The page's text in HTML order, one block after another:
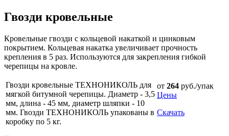
Гвозди кровельные
Кровельные гвозди с кольцевой накаткой и цинковым
покрытием. Кольцевая накатка увеличивает прочность
крепления в 5 раз. Используются для закрепления гибкой
черепицы на кровле.
Гвозди кровельные ТЕХНОНИКОЛЬ для
мягкой битумной черепицы. Диаметр - 3,5
мм, длина - 45 мм, диаметр шляпки - 10
мм. Гвозди ТЕХНОНИКОЛЬ упакованы в
коробку по 5 кг.
от 264 руб./упак
Цены
Скачать